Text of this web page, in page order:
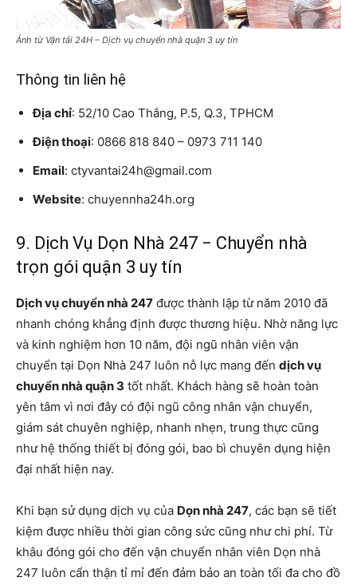
Ảnh từ Vận tải 24H – Dịch vụ chuyển nhà quận 3 uy tín
Thông tin liên hệ
Địa chỉ: 52/10 Cao Thắng, P.5, Q.3, TPHCM
Điện thoại: 0866 818 840 – 0973 711 140
Email: ctyvantai24h@gmail.com
Website: chuyennha24h.org
9. Dịch Vụ Dọn Nhà 247 − Chuyển nhà
trọn gói quận 3 uy tín
Dịch vụ chuyển nhà 247 được thành lập từ năm 2010 đã
nhanh chóng khẳng định được thương hiệu. Nhờ năng lực
và kinh nghiệm hơn 10 năm, đội ngũ nhân viên vận
chuyển tại Dọn Nhà 247 luôn nỗ lực mang đến dịch vụ
chuyển nhà quận 3 tốt nhất. Khách hàng sẽ hoàn toàn
yên tâm vì nơi đây có đội ngũ công nhân vận chuyển,
giám sát chuyên nghiệp, nhanh nhẹn, trung thực cũng
như hệ thống thiết bị đóng gói, bao bì chuyên dụng hiện
đại nhất hiện nay.
Khi bạn sử dụng dịch vụ của Dọn nhà 247, các bạn sẽ tiết
kiệm được nhiều thời gian công sức cũng như chi phí. Từ
khâu đóng gói cho đến vận chuyển nhân viên Dọn nhà
247 luôn cẩn thận tỉ mỉ đến đảm bảo an toàn tối đa cho đồ